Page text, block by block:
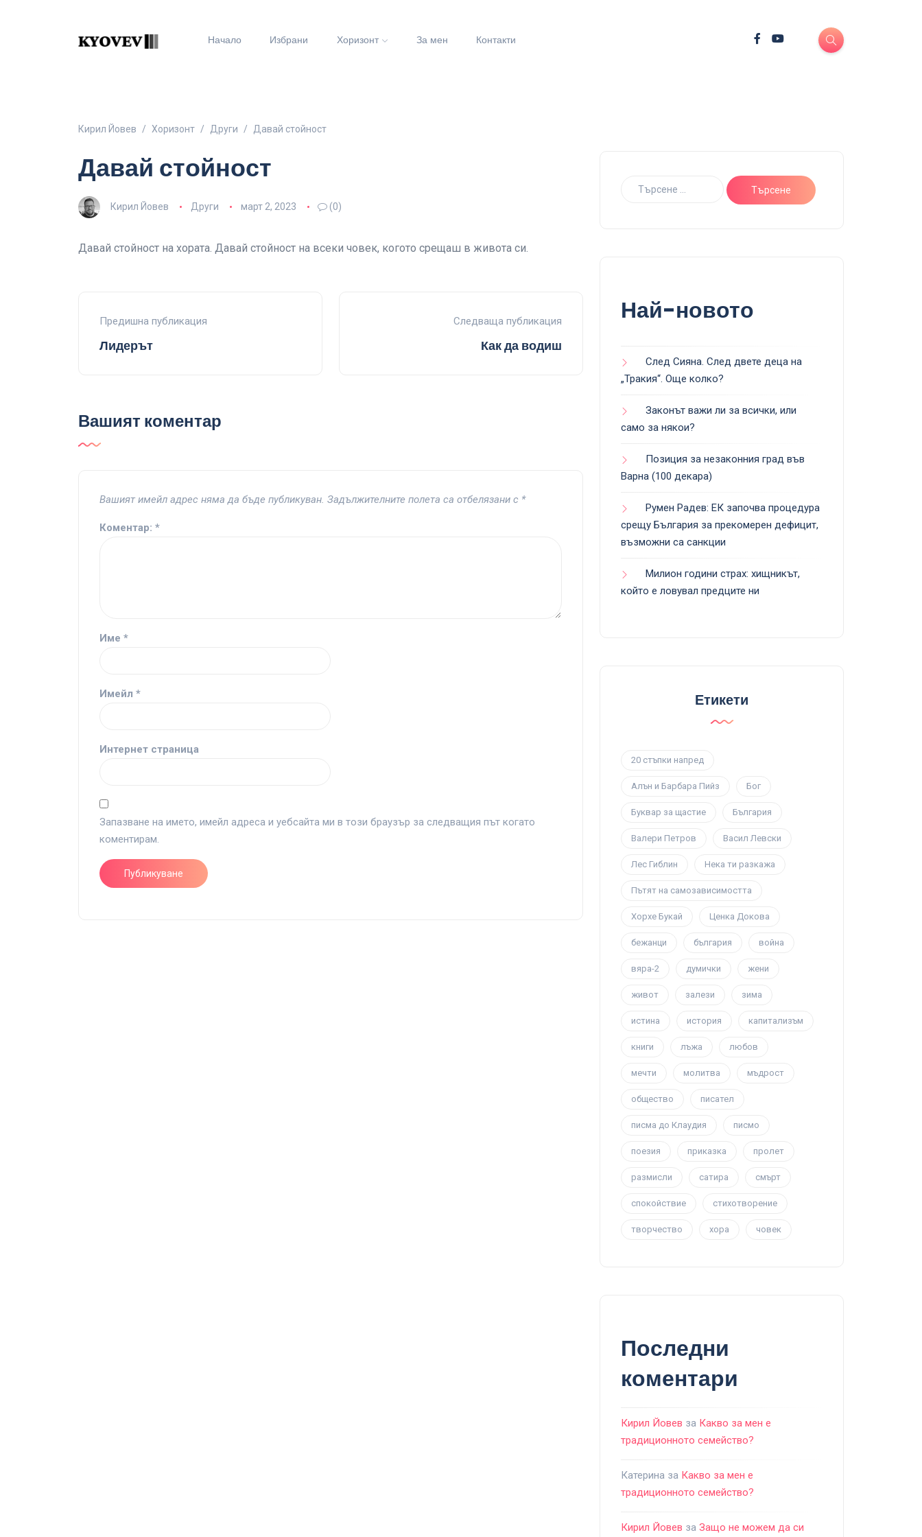
Начало Избрани Хоризонт За мен Контакти
Кирил Йовев Хоризонт Други Давай стойност
Давай стойност
Кирил Йовев Други март 2, 2023 (0)
Давай стойност на хората. Давай стойност на всеки човек, когото срещаш в живота си.
Предишна публикация
Лидерът
Следваща публикация
Как да водиш
Вашият коментар
Вашият имейл адрес няма да бъде публикуван. Задължителните полета са отбелязани с *
Коментар: *
Име *
Имейл *
Интернет страница
Запазване на името, имейл адреса и уебсайта ми в този браузър за следващия път когато
коментирам.
Най-новото
След Сияна. След двете деца на
„Тракия“. Още колко?
Законът важи ли за всички, или
само за някои?
Позиция за незаконния град във
Варна (100 декара)
Румен Радев: ЕК започва процедура
срещу България за прекомерен дефицит,
възможни са санкции
Милион години страх: хищникът,
който е ловувал предците ни
Етикети
20 стъпки напред
Алън и Барбара Пийз Бог
Буквар за щастие България
Валери Петров Васил Левски
Лес Гиблин Нека ти разкажа
Пътят на самозависимостта
Хорхе Букай Ценка Докова
бежанци българия война
вяра-2 думички жени
живот залези зима
истина история капитализъм
книги лъжа любов
мечти молитва мъдрост
общество писател
писма до Клаудия писмо
поезия приказка пролет
размисли сатира смърт
спокойствие стихотворение
творчество хора човек
Последни
коментари
Кирил Йовев за Какво за мен е
традиционното семейство?
Катерина за Какво за мен е
традиционното семейство?
Кирил Йовев за Защо не можем да си